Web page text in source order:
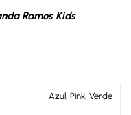
Ramos Kids
Azul, Pink, Verde